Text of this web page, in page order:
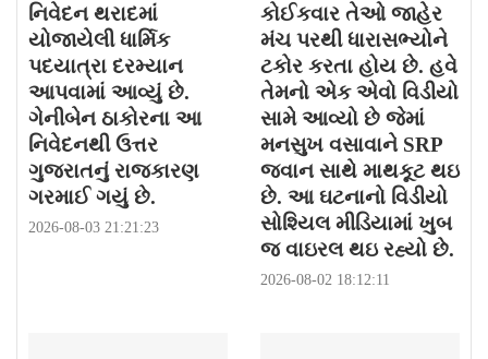
નિવેદન થરાદમાં
યોજાયેલી ધાર્મિક
પદયાત્રા દરમ્યાન
આપવામાં આવ્યું છે.
ગેનીબેન ઠાકોરના આ
નિવેદનથી ઉત્તર
ગુજરાતનું રાજકારણ
ગરમાઈ ગયું છે.
2026-08-03 21:21:23
કોઈકવાર તેઓ જાહેર
મંચ પરથી ધારાસભ્યોને
ટકોર કરતા હોય છે. હવે
તેમનો એક એવો વિડીયો
સામે આવ્યો છે જેમાં
મનસુખ વસાવાને SRP
જવાન સાથે માથકૂટ થઇ
છે. આ ઘટનાનો વિડીયો
સોશ્યિલ મીડિયામાં ખુબ
જ વાઇરલ થઇ રહ્યો છે.
2026-08-02 18:12:11